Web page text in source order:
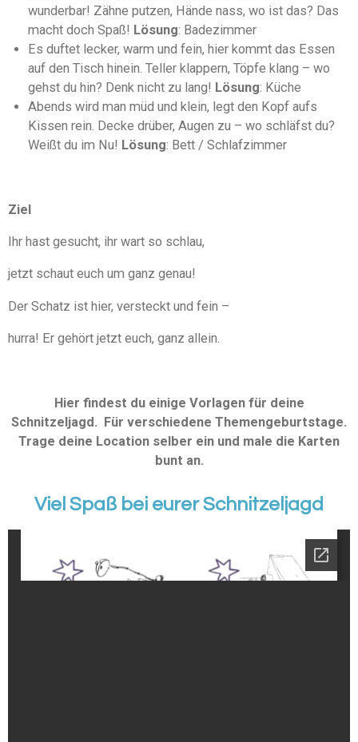
wunderbar! Zähne putzen, Hände nass, wo ist das? Das
macht doch Spaß! Lösung: Badezimmer
Es duftet lecker, warm und fein, hier kommt das Essen
auf den Tisch hinein. Teller klappern, Töpfe klang – wo
gehst du hin? Denk nicht zu lang! Lösung: Küche
Abends wird man müd und klein, legt den Kopf aufs
Kissen rein. Decke drüber, Augen zu – wo schläfst du?
Weißt du im Nu! Lösung: Bett / Schlafzimmer
Ziel
Ihr hast gesucht, ihr wart so schlau,
jetzt schaut euch um ganz genau!
Der Schatz ist hier, versteckt und fein –
hurra! Er gehört jetzt euch, ganz allein.
Hier findest du einige Vorlagen für deine
Schnitzeljagd. Für verschiedene Themengeburtstage.
Trage deine Location selber ein und male die Karten
bunt an.
Viel Spaß bei eurer Schnitzeljagd